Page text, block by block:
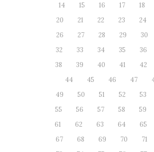
14
15 16 17 18
20
21 22 23 24
26
27 28 29 30
32
33 34 35 36
38
39 40 41 42
44
45 46 47
49
50 51 52 53
55
56 57 58 59
61
62 63 64 65
67
68 69 70 71